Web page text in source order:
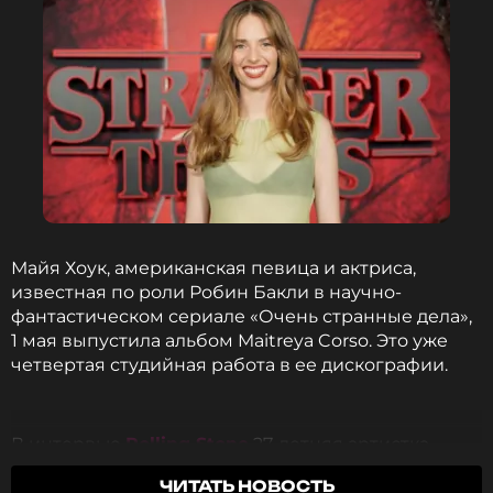
Чарли Хитон из «Очень странных дел»
присоединится к продолжению
«Острых козырьков»
2 месяца назад
Новость по теме >
Читайте нас в Одноклассниках,
чтобы оставаться в курсе событий
ССЫЛКА
Майя Хоук, американская певица и актриса,
известная по роли Робин Бакли в научно-
фантастическом сериале «Очень странные дела»,
1 мая выпустила альбом Maitreya Corso. Это уже
четвертая студийная работа в ее дискографии.
В интервью Rolling Stone
27-летняя артистка
объяснила значение названия. По ее словам,
ЧИТАТЬ НОВОСТЬ